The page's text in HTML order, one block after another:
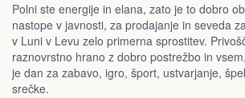
Polni ste energije in elana, zato je to dobro
nastope v javnosti, za prodajanje in seveda
v Luni v Levu zelo primerna sprostitev.
raznovrstno hrano z dobro postrežbo in
je dan za zabavo, igro, šport, ustvarjanje,
srečke.